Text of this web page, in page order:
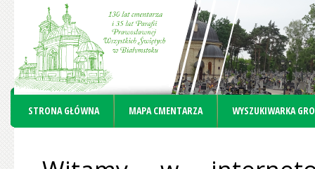
STRONA GŁÓWNA MAPA CMENTARZA WYSZUKIWARKA